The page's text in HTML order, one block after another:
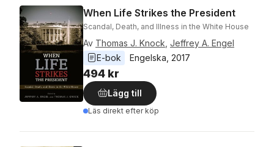
When Life Strikes the President
Scandal, Death, and Illness in the White House
Av Thomas J. Knock Jeffrey A. Engel
E-bok
Engelska 2017
494 kr
Lägg till
Läs direkt efter köp